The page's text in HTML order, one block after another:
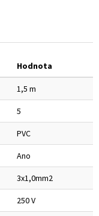
Hodnota
1,5 m
5
PVC
Ano
3x1,0mm2
250 V